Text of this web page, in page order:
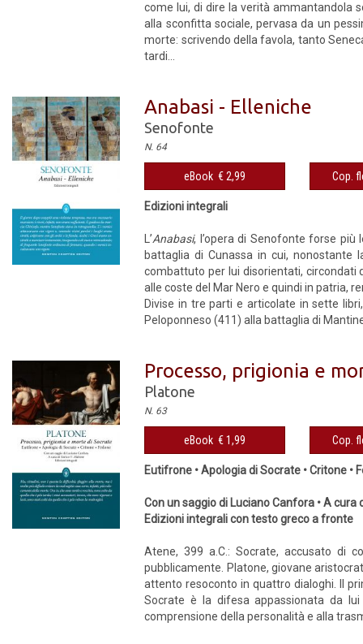
come lui, di dire la verità ammantandola
alla sconfitta sociale, pervasa da un
morte: scrivendo della favola, tanto
tardi...
Anabasi - Elleniche
Senofonte
N. 64
eBook € 2,99 Cop.
Edizioni integrali
L’Anabasi, l’opera di Senofonte forse
battaglia di Cunassa in cui, nonostante
combattuto per lui disorientati, circondati
alle coste del Mar Nero e quindi in patria,
Divise in tre parti e articolate in sette
Peloponneso (411) alla battaglia di
Processo, prigionia e
Platone
N. 63
eBook € 1,99 Cop.
Eutifrone • Apologia di Socrate • Critone •
Con un saggio di Luciano Canfora • A cura
Edizioni integrali con testo greco a fronte
Atene, 399 a.C.: Socrate, accusato di
pubblicamente. Platone, giovane
attento resoconto in quattro dialoghi. Il
Socrate è la difesa appassionata da
comprensione della personalità e alla